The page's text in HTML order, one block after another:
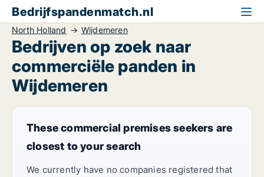
Bedrijfspandenmatch.nl
North Holland Wijdemeren
Bedrijven op zoek naar
commerciële panden in
Wijdemeren
These commercial premises seekers are
closest to your search
We currently have no companies registered that